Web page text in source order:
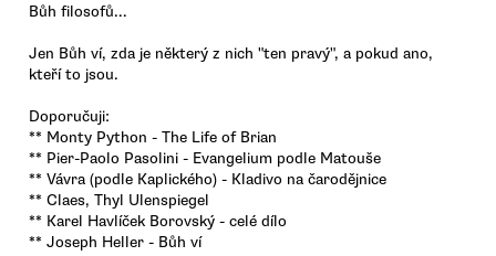
Bůh filosofů...
Jen Bůh ví, zda je některý z nich "ten pravý", a pokud ano,
kteří to jsou.
Doporučuji:
** Monty Python - The Life of Brian
** Pier-Paolo Pasolini - Evangelium podle Matouše
** Vávra (podle Kaplického) - Kladivo na čarodějnice
** Claes, Thyl Ulenspiegel
** Karel Havlíček Borovský - celé dílo
** Joseph Heller - Bůh ví